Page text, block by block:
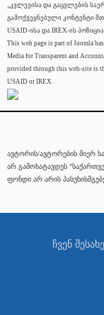
„კვლევისა და გაცვლების
გამოქვეყნებული კონტენტი
USAID-ისა და IREX-ის
This web page is part of Joomla
Media for Transparent and
provided through this web-site is
USAID or IREX.
ავტორის/ავტორების მიერ
არ გამოხატავდეს
ფონდი არ არის
ჩვენ